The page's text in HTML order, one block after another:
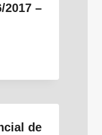
2017 –
de